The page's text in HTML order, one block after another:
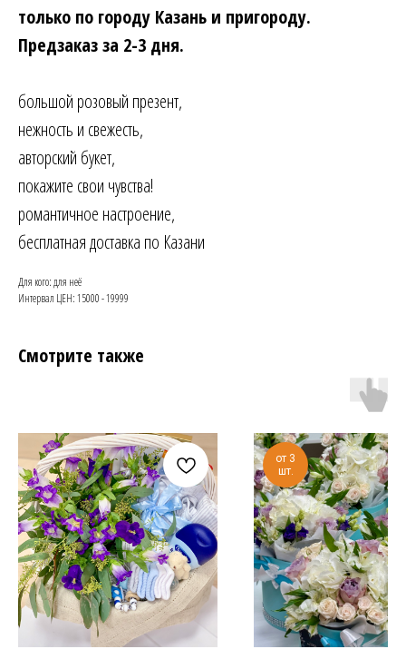
только по городу Казань и пригороду.
Предзаказ за 2-3 дня.
большой розовый презент,
нежность и свежесть,
авторский букет,
покажите свои чувства!
романтичное настроение,
бесплатная доставка по Казани
Для кого: для неё
Интервал ЦЕН: 15000 - 19999
Смотрите также
от 3
шт.